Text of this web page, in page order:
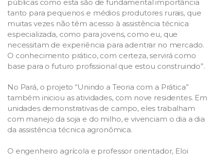
públicas como esta são de fundamental importância
tanto para pequenos e médios produtores rurais, que
muitas vezes não têm acesso à assistência técnica
especializada, como para jovens, como eu, que
necessitam de experiência para adentrar no mercado.
O conhecimento prático, com certeza, servirá como
base para o futuro profissional que estou construindo”.
No Pará, o projeto “Unindo a Teoria com a Prática”
também iniciou as atividades, com nove residentes. Em
unidades demonstrativas de campo, eles trabalham
com manejo da soja e do milho, e vivenciam o dia a dia
da assistência técnica agronômica.
O engenheiro agrícola e professor orientador, Eloi